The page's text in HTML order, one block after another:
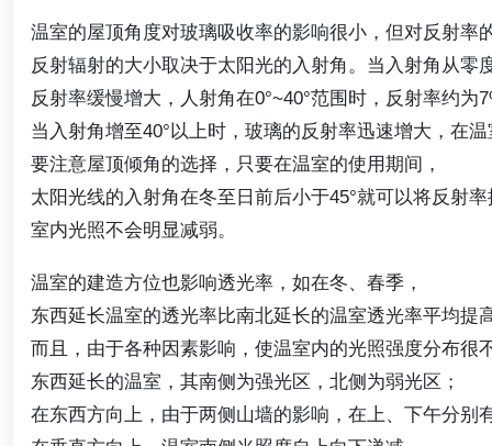
温室的屋顶角度对玻璃吸收率的影响很小，但对反射率
反射辐射的大小取决于太阳光的入射角。当入射角从零
反射率缓慢增大，人射角在0°~40°范围时，反射率约为
当入射角增至40°以上时，玻璃的反射率迅速增大，在
要注意屋顶倾角的选择，只要在温室的使用期间，
太阳光线的入射角在冬至日前后小于45°就可以将反射
室内光照不会明显减弱。
温室的建造方位也影响透光率，如在冬、春季，
东西延长温室的透光率比南北延长的温室透光率平均提
而且，由于各种因素影响，使温室内的光照强度分布很
东西延长的温室，其南侧为强光区，北侧为弱光区；
在东西方向上，由于两侧山墙的影响，在上、下午分别